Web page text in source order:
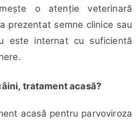
o atenție veterinară
prezentat semne clinice sau
este internat cu suficientă
tratament acasă?
acasă pentru parvoviroza